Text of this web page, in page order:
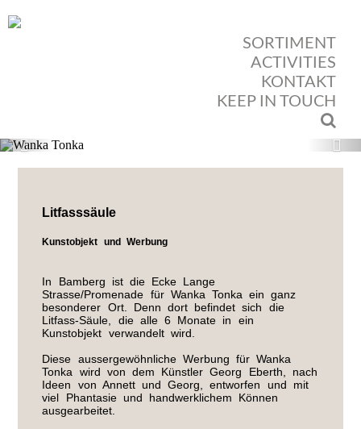
SORTIMENT
ACTIVITIES
KONTAKT
KEEP IN TOUCH
Previous
Litfasssäule
Kunstobjekt und Werbung
In Bamberg ist die Ecke Lange
Strasse/Promenade für Wanka Tonka ein ganz
besonderer Ort. Denn dort befindet sich die
Litfass-Säule, die alle 6 Monate in ein
Kunstobjekt verwandelt wird.
Diese aussergewöhnliche Werbung für Wanka
Tonka wird von dem Künstler Georg Eberth, nach
Ideen von Annett und Georg, entworfen und mit
viel Phantasie und handwerklichem Können
ausgearbeitet.